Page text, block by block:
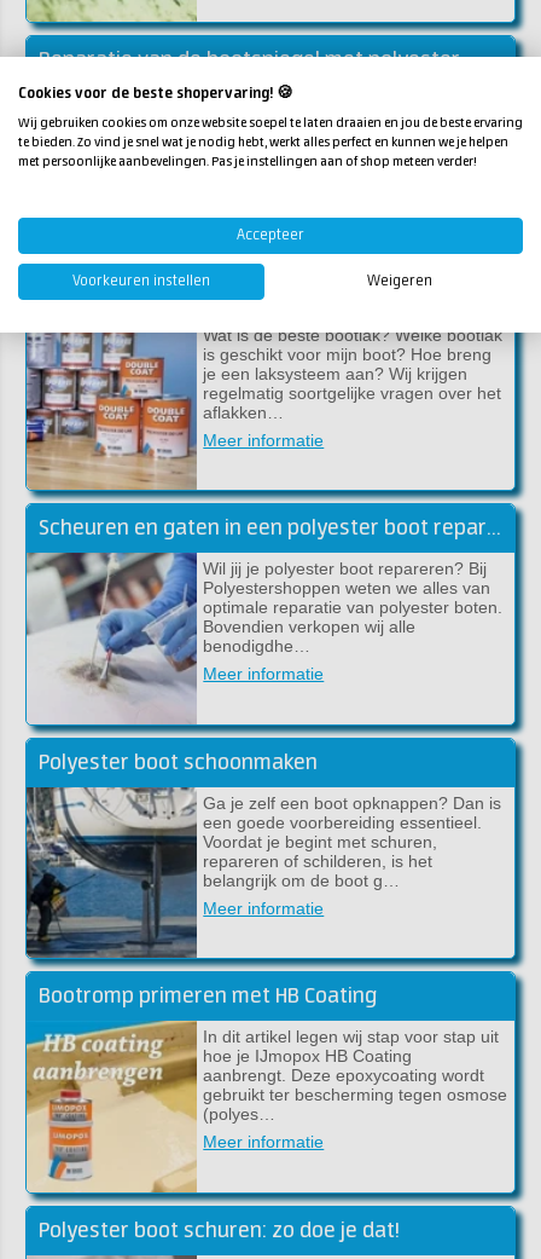
Reparatie van de bootspiegel met polyester
Als de spiegel in je boot versleten,
vochtig of rot is, kun je deze beter
vervangen. Gelukkig is dit een klus die
je eenvoudig zelf kunt uitvoeren. Wij
Wat is de beste bootlak? Welke bootlak
is geschikt voor mijn boot? Hoe breng
je een laksysteem aan? Wij krijgen
regelmatig soortgelijke vragen over het
aflakken…
Meer informatie
Scheuren en gaten in een polyester boot repareren
Wil jij je polyester boot repareren? Bij
Polyestershoppen weten we alles van
optimale reparatie van polyester boten.
Bovendien verkopen wij alle
benodigdhe…
Meer informatie
Polyester boot schoonmaken
Ga je zelf een boot opknappen? Dan is
een goede voorbereiding essentieel.
Voordat je begint met schuren,
repareren of schilderen, is het
belangrijk om de boot g…
Meer informatie
Bootromp primeren met HB Coating
In dit artikel legen wij stap voor stap uit
hoe je IJmopox HB Coating
aanbrengt. Deze epoxycoating wordt
gebruikt ter bescherming tegen osmose
(polyes…
Meer informatie
Polyester boot schuren: zo doe je dat!
Cookies voor de beste shopervaring! 🍪
Wij gebruiken cookies om onze website soepel te laten draaien en jou de beste ervaring
te bieden. Zo vind je snel wat je nodig hebt, werkt alles perfect en kunnen we je helpen
met persoonlijke aanbevelingen. Pas je instellingen aan of shop meteen verder!
Accepteer
Voorkeuren instellen Weigeren